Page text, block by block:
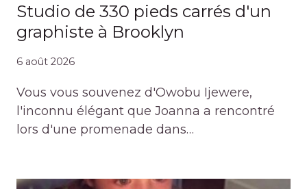
Studio de 330 pieds carrés d'un
graphiste à Brooklyn
6 août 2026
Vous vous souvenez d'Owobu Ijewere,
l'inconnu élégant que Joanna a rencontré
lors d'une promenade dans…